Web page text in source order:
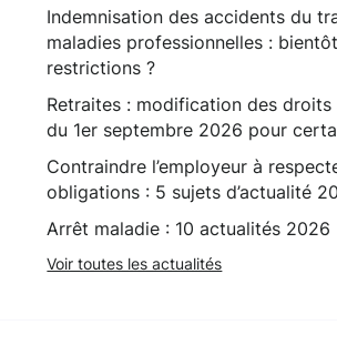
Indemnisation des accidents du
maladies professionnelles :
restrictions ?
Retraites : modification des
du 1er septembre 2026 pour
Contraindre l’employeur à
obligations : 5 sujets d’actualité
Arrêt maladie : 10 actualités 2026
Voir toutes les actualités